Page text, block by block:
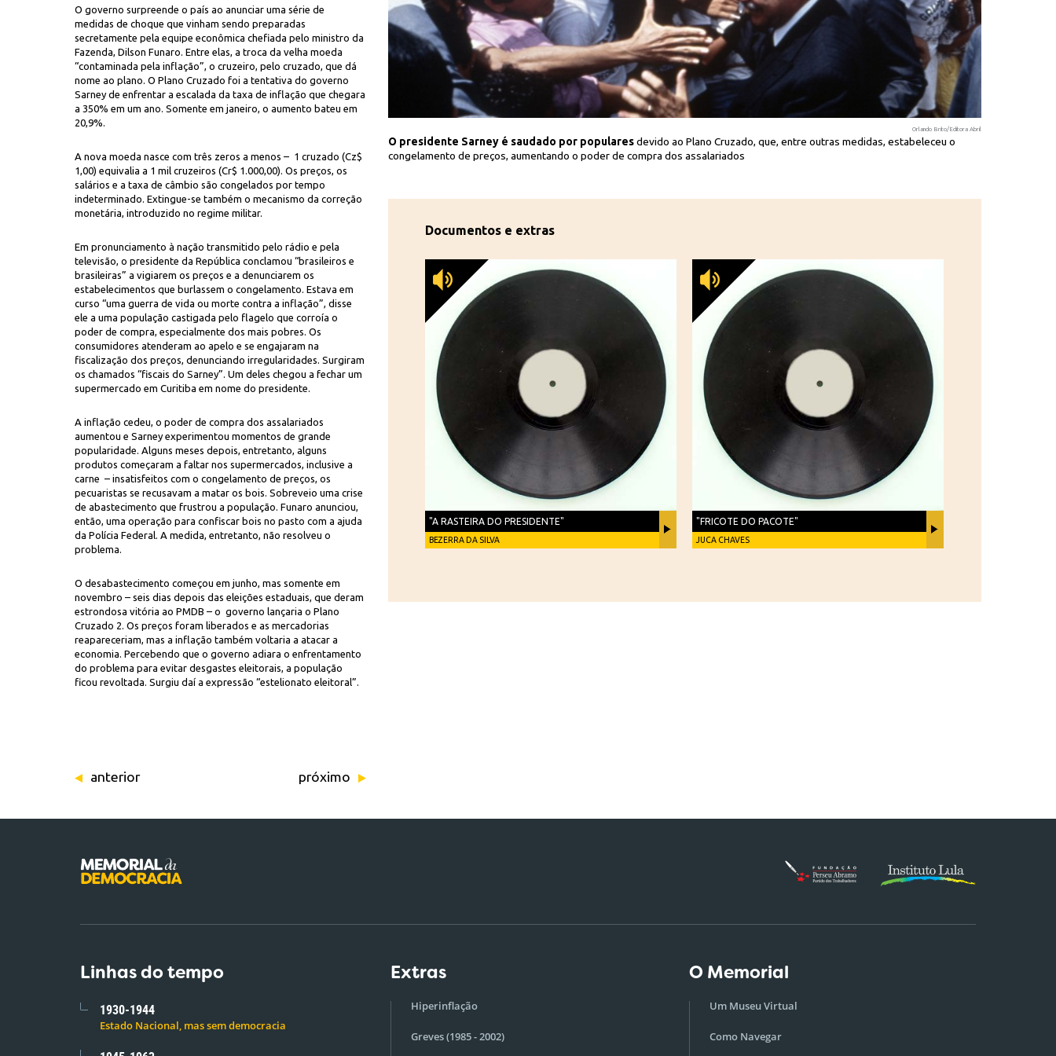
O governo surpreende o país ao anunciar uma série de
medidas de choque que vinham sendo preparadas
secretamente pela equipe econômica chefiada pelo ministro da
Fazenda, Dilson Funaro. Entre elas, a troca da velha moeda
“contaminada pela inflação”, o cruzeiro, pelo cruzado, que dá
nome ao plano. O Plano Cruzado foi a tentativa do governo
Sarney de enfrentar a escalada da taxa de inflação que chegara
a 350% em um ano. Somente em janeiro, o aumento bateu em
20,9%.
A nova moeda nasce com três zeros a menos – 1 cruzado (Cz$
1,00) equivalia a 1 mil cruzeiros (Cr$ 1.000,00). Os preços, os
salários e a taxa de câmbio são congelados por tempo
indeterminado. Extingue-se também o mecanismo da correção
monetária, introduzido no regime militar.
Em pronunciamento à nação transmitido pelo rádio e pela
televisão, o presidente da República conclamou “brasileiros e
brasileiras” a vigiarem os preços e a denunciarem os
estabelecimentos que burlassem o congelamento. Estava em
curso “uma guerra de vida ou morte contra a inflação”, disse
ele a uma população castigada pelo flagelo que corroía o
poder de compra, especialmente dos mais pobres. Os
consumidores atenderam ao apelo e se engajaram na
fiscalização dos preços, denunciando irregularidades. Surgiram
os chamados “fiscais do Sarney”. Um deles chegou a fechar um
supermercado em Curitiba em nome do presidente.
A inflação cedeu, o poder de compra dos assalariados
aumentou e Sarney experimentou momentos de grande
popularidade. Alguns meses depois, entretanto, alguns
produtos começaram a faltar nos supermercados, inclusive a
carne – insatisfeitos com o congelamento de preços, os
pecuaristas se recusavam a matar os bois. Sobreveio uma crise
de abastecimento que frustrou a população. Funaro anunciou,
então, uma operação para confiscar bois no pasto com a ajuda
da Polícia Federal. A medida, entretanto, não resolveu o
problema.
O desabastecimento começou em junho, mas somente em
novembro – seis dias depois das eleições estaduais, que deram
estrondosa vitória ao PMDB – o governo lançaria o Plano
Cruzado 2. Os preços foram liberados e as mercadorias
reapareceriam, mas a inflação também voltaria a atacar a
economia. Percebendo que o governo adiara o enfrentamento
do problema para evitar desgastes eleitorais, a população
ficou revoltada. Surgiu daí a expressão “estelionato eleitoral”.
anterior próximo
a enfrentar filas para conseguir comprar o produto
O presidente Sarney é saudado por popularesdevido ao Plano Cruzado, que, entre outras medidas, estabeleceu o
congelamento de preços, aumentando o poder de compra dos assalariados
Orlando Brito/Editora Abril
Documentos e extras
"A RASTEIRA DO PRESIDENTE"
BEZERRA DA SILVA
"FRICOTE DO PACOTE"
JUCA CHAVES
Linhas do tempo
1930-1944
Estado Nacional, mas sem democracia
Extras
Hiperinflação
Greves (1985 - 2002)
O Memorial
Um Museu Virtual
Como Navegar